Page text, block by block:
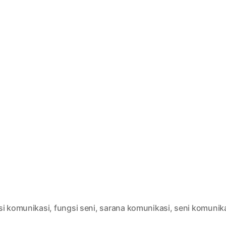
komunikasi, fungsi seni, sarana komunikasi, seni